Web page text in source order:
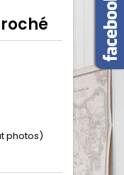
photos)